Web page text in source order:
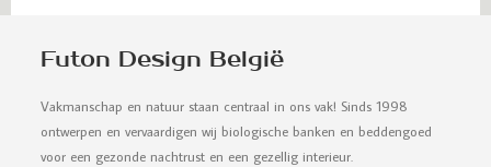
Futon Design België
Vakmanschap en natuur staan centraal in ons vak! Sinds 1998
ontwerpen en vervaardigen wij biologische banken en beddengoed
voor een gezonde nachtrust en een gezellig interieur.